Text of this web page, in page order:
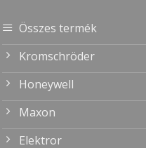
Összes termék
Kromschröder
Honeywell
Maxon
Elektror